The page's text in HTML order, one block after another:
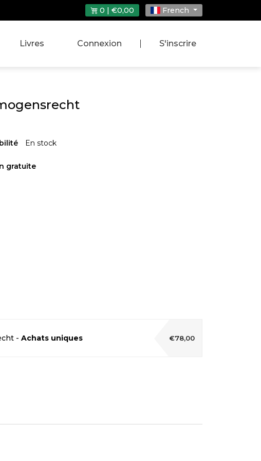
0 | €0,00 French
Livres Connexion S'inscrire
En stock
gratuite
- Achats uniques €78,00